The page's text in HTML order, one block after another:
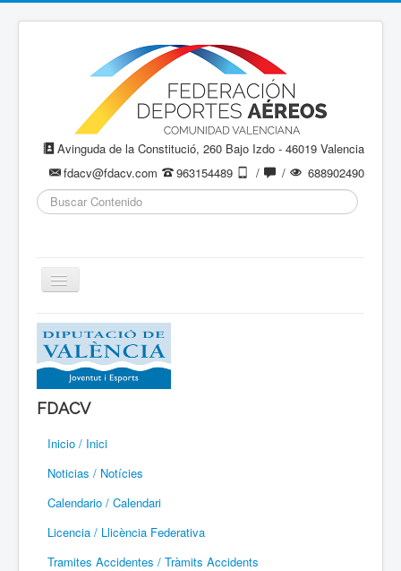
Avinguda de la Constitució, 260 Bajo Izdo - 46019 Valencia
fdacv@fdacv.com
963154489 / /
688902490
Buscar...
Cambiar
navegación
Aeromodelismo / Aeromodelisme
Ala Delta
Paracaidismo / Paracaigudisme
Parapente / Parapent
Ultraligeros / Ultralleugers
Vuelo Con Motor / Vol Amb Motor
FDACV
Inicio / Inici
Noticias / Notícies
Calendario / Calendari
Licencia / Llicència Federativa
Tramites Accidentes / Tràmits Accidents